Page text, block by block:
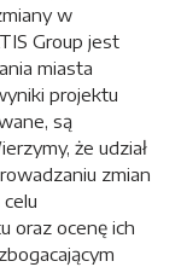
w
Group jest
miasta
projektu
są
że udział
zmian
oraz ocenę ich